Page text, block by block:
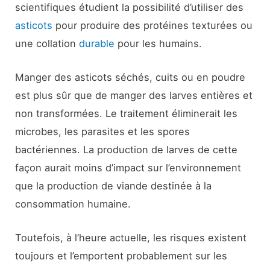
scientifiques étudient la possibilité d’utiliser des
asticots pour produire des protéines texturées ou
une collationdurable pour les humains.
Manger des asticots séchés, cuits ou en poudre
est plus sûr que de manger des larves entières et
non transformées. Le traitement éliminerait les
microbes, les parasites et les spores
bactériennes. La production de larves de cette
façon aurait moins d’impact sur l’environnement
que la production de viande destinée à la
consommation humaine.
Toutefois, à l’heure actuelle, les risques existent
toujours et l’emportent probablement sur les